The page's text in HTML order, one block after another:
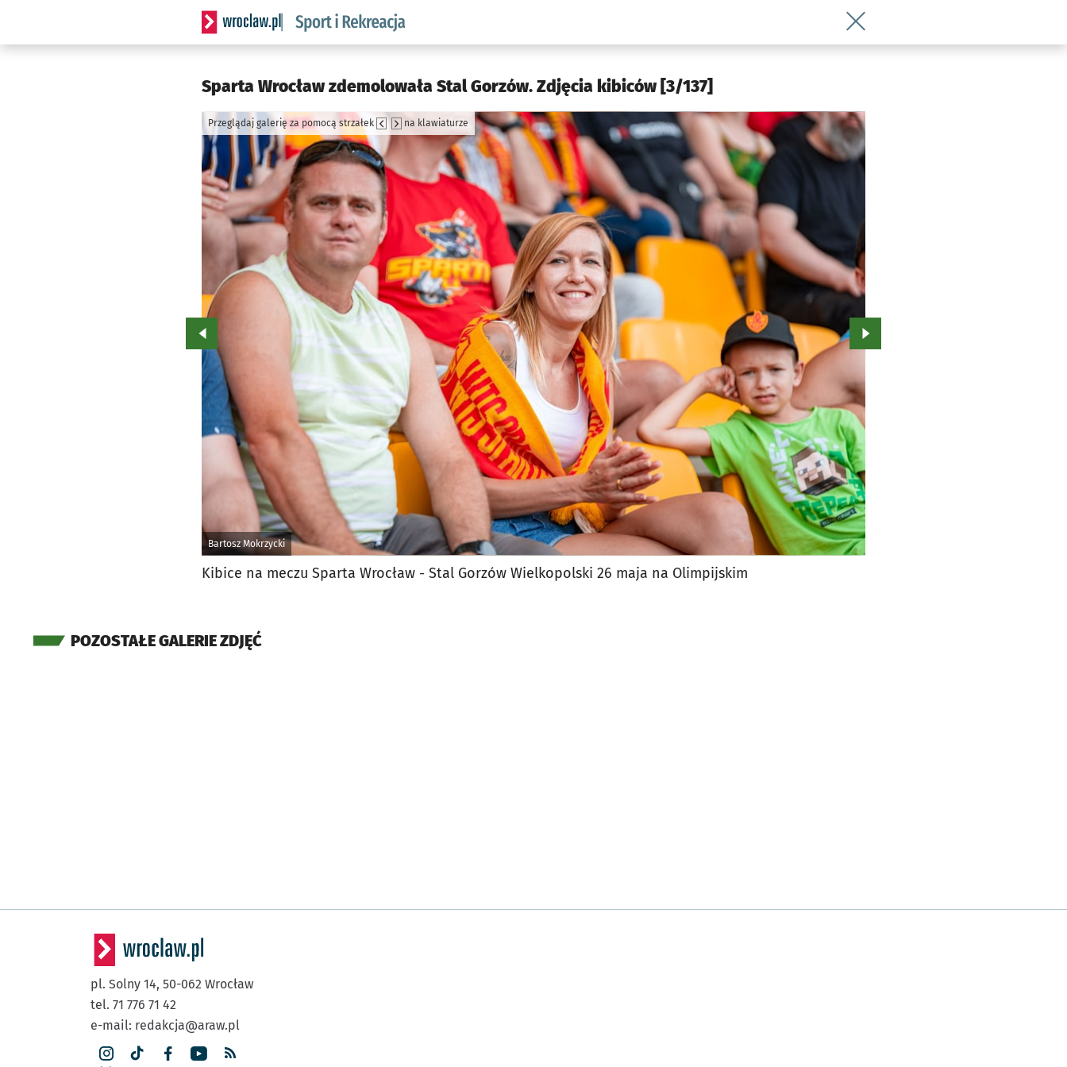
Serwis informacyjny wroclaw.pl podserwis: Sport i rekreacja
Wróć do artykułu Sparta Wrocław
Sparta Wrocław zdemolowała Stal Gorzów. Zdjęcia kibiców [3/137]
Bartosz Mokrzycki
Przeglądaj galerię za pomocą strzałek na klawiaturze
Przejdź do poprzedniego zdjęcia. Przejdź do kolejnego zdjęcia.
Kibice na meczu Sparta Wrocław - Stal Gorzów Wielkopolski 26 maja na Olimpijskim
POZOSTAŁE GALERIE ZDJĘĆ
pl. Solny 14, 50-062 Wrocław
tel. 71 776 71 42
e-mail: redakcja@araw.pl